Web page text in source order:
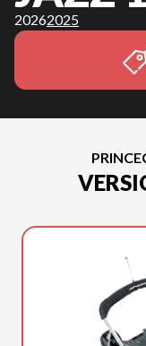
20262025